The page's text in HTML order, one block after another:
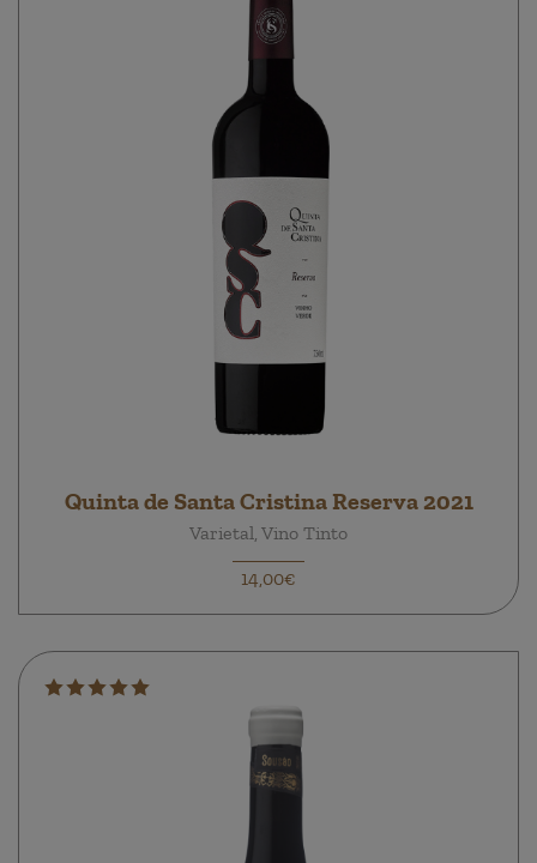
Quinta de Santa Cristina Reserva 2021
Varietal, Vino Tinto
14,00€